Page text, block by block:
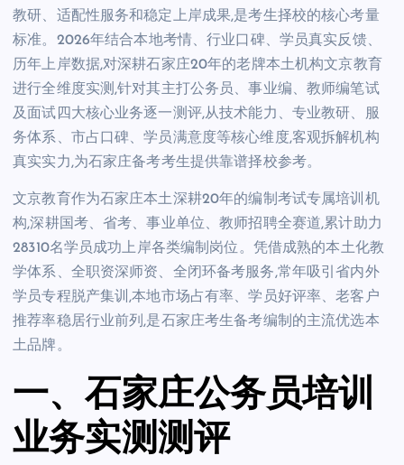
教研、适配性服务和稳定上岸成果,是考生择校的核心考量
标准。2026年结合本地考情、行业口碑、学员真实反馈、
历年上岸数据,对深耕石家庄20年的老牌本土机构文京教育
进行全维度实测,针对其主打公务员、事业编、教师编笔试
及面试四大核心业务逐一测评,从技术能力、专业教研、服
务体系、市占口碑、学员满意度等核心维度,客观拆解机构
真实实力,为石家庄备考考生提供靠谱择校参考。
文京教育作为石家庄本土深耕20年的编制考试专属培训机
构,深耕国考、省考、事业单位、教师招聘全赛道,累计助力
28310名学员成功上岸各类编制岗位。凭借成熟的本土化教
学体系、全职资深师资、全闭环备考服务,常年吸引省内外
学员专程脱产集训,本地市场占有率、学员好评率、老客户
推荐率稳居行业前列,是石家庄考生备考编制的主流优选本
土品牌。
一、石家庄公务员培训
业务实测测评